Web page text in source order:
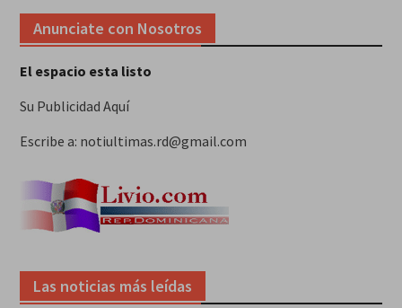
Anunciate con Nosotros
El espacio esta listo
Su Publicidad Aquí
Escribe a: notiultimas.rd@gmail.com
Las noticias más leídas